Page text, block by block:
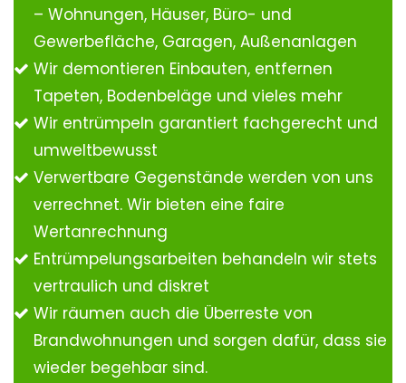
– Wohnungen, Häuser, Büro- und
Gewerbefläche, Garagen, Außenanlagen
Wir demontieren Einbauten, entfernen
Tapeten, Bodenbeläge und vieles mehr
Wir entrümpeln garantiert fachgerecht und
umweltbewusst
Verwertbare Gegenstände werden von uns
verrechnet. Wir bieten eine faire
Wertanrechnung
Entrümpelungsarbeiten behandeln wir stets
vertraulich und diskret
Wir räumen auch die Überreste von
Brandwohnungen und sorgen dafür, dass sie
wieder begehbar sind.